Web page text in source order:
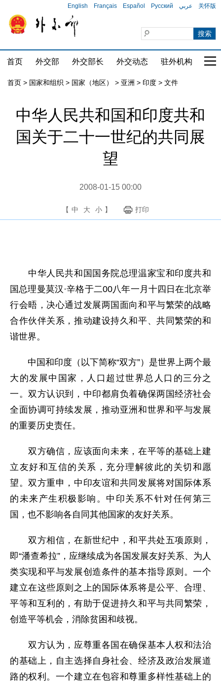
English Français Español Русский عربي 关怀版
首页 外交部 外交部长 外交动态 驻外机构 国
首页 > 国家和组织 > 国家（地区） > 亚洲 > 印度 > 文件
中华人民共和国和印度共和
国关于二十一世纪的共同展
望
2008-01-15 00:00
【 中 大 小 】 打印
中华人民共和国国务院总理温家宝和印度共和
国总理曼莫汉·辛格于二00八年一月十四日在北京举
行会晤，决心通过发展两国面向和平与繁荣的战略
合作伙伴关系，推动建设持久和平、共同繁荣的和
谐世界。
中国和印度（以下简称“双方”）是世界上两个最
大的发展中国家，人口超过世界总人口的三分之
一。双方认识到，中印都肩负着确保两国经济社会
全面协调可持续发展，推动亚洲和世界和平与发展
的重要历史责任。
双方确信，应该面向未来，在平等的基础上建
立友好和互信的关系，充分理解彼此的关切和愿
望。双方重申，中印友谊和共同发展将对国际体系
的未来产生积极影响。中印关系不针对任何第三
国，也不影响各自同其他国家的友好关系。
双方相信，在新世纪中，和平共处五项原则，
即“潘查希拉”，应继续成为各国发展友好关系、为人
类实现和平与发展创造条件的基本指导原则。一个
建立在这些原则之上的国际体系将是公平、合理、
平等和互利的，有助于促进持久和平与共同繁荣，
创造平等机会，消除贫困和歧视。
双方认为，应尊重各国在确保基本人权和法治
的基础上，自主选择自身社会、经济及政治发展道
路的权利。一个建立在包容和尊重多样性基础上的